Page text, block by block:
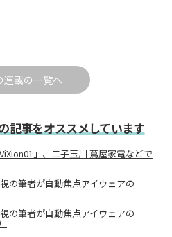
連載の一覧へ
記事をオススメしています
」、二子玉川 蔦屋家電などで
の筆者が自動焦点アイウェアの
の筆者が自動焦点アイウェアの